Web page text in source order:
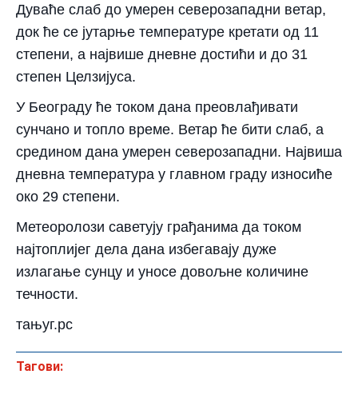
Дуваће слаб до умерен северозападни ветар,
док ће се јутарње температуре кретати од 11
степени, а највише дневне достићи и до 31
степен Целзијуса.
У Београду ће током дана преовлађивати
сунчано и топло време. Ветар ће бити слаб, а
средином дана умерен северозападни. Највиша
дневна температура у главном граду износиће
око 29 степени.
Метеоролози саветују грађанима да током
најтоплијег дела дана избегавају дуже
излагање сунцу и уносе довољне количине
течности.
тањуг.рс
Тагови: